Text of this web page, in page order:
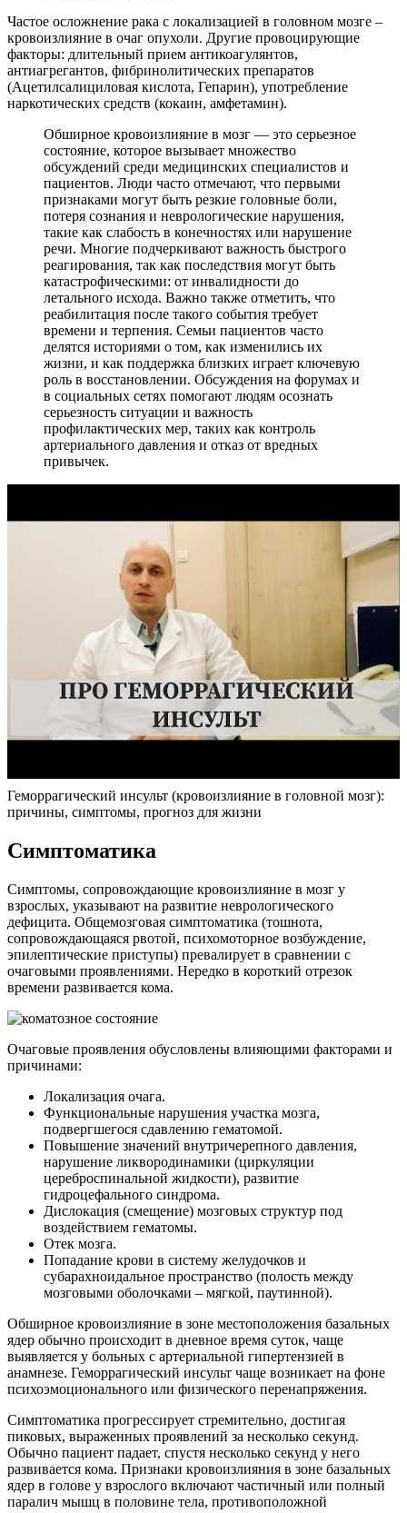
Частое осложнение рака с локализацией в головном мозге –
кровоизлияние в очаг опухоли. Другие провоцирующие
факторы: длительный прием антикоагулянтов,
антиагрегантов, фибринолитических препаратов
(Ацетилсалициловая кислота, Гепарин), употребление
наркотических средств (кокаин, амфетамин).
Обширное кровоизлияние в мозг — это серьезное
состояние, которое вызывает множество
обсуждений среди медицинских специалистов и
пациентов. Люди часто отмечают, что первыми
признаками могут быть резкие головные боли,
потеря сознания и неврологические нарушения,
такие как слабость в конечностях или нарушение
речи. Многие подчеркивают важность быстрого
реагирования, так как последствия могут быть
катастрофическими: от инвалидности до
летального исхода. Важно также отметить, что
реабилитация после такого события требует
времени и терпения. Семьи пациентов часто
делятся историями о том, как изменились их
жизни, и как поддержка близких играет ключевую
роль в восстановлении. Обсуждения на форумах и
в социальных сетях помогают людям осознать
серьезность ситуации и важность
профилактических мер, таких как контроль
артериального давления и отказ от вредных
привычек.
Геморрагический инсульт (кровоизлияние в головной мозг):
причины, симптомы, прогноз для жизни
Симптоматика
Симптомы, сопровождающие кровоизлияние в мозг у
взрослых, указывают на развитие неврологического
дефицита. Общемозговая симптоматика (тошнота,
сопровождающаяся рвотой, психомоторное возбуждение,
эпилептические приступы) превалирует в сравнении с
очаговыми проявлениями. Нередко в короткий отрезок
времени развивается кома.
Очаговые проявления обусловлены влияющими факторами и
причинами:
Локализация очага.
Функциональные нарушения участка мозга,
подвергшегося сдавлению гематомой.
Повышение значений внутричерепного давления,
нарушение ликвородинамики (циркуляции
цереброспинальной жидкости), развитие
гидроцефального синдрома.
Дислокация (смещение) мозговых структур под
воздействием гематомы.
Отек мозга.
Попадание крови в систему желудочков и
субарахноидальное пространство (полость между
мозговыми оболочками – мягкой, паутинной).
Обширное кровоизлияние в зоне местоположения базальных
ядер обычно происходит в дневное время суток, чаще
выявляется у больных с артериальной гипертензией в
анамнезе. Геморрагический инсульт чаще возникает на фоне
психоэмоционального или физического перенапряжения.
Симптоматика прогрессирует стремительно, достигая
пиковых, выраженных проявлений за несколько секунд.
Обычно пациент падает, спустя несколько секунд у него
развивается кома. Признаки кровоизлияния в зоне базальных
ядер в голове у взрослого включают частичный или полный
паралич мышц в половине тела, противоположной